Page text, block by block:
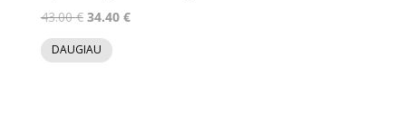
43.00€ Original
price
was:
34.40 €Current
DAUGIAU